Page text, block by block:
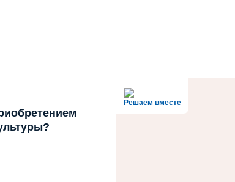
Решаем вместе